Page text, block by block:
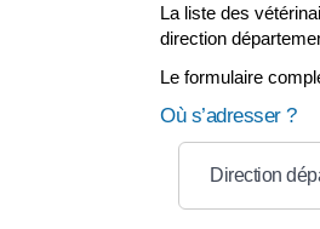
La liste des
direction
Le formulaire
Où s’adresser ?
Direction